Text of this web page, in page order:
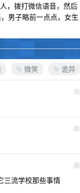
，拨打微信语音，然后
男子略前一点点，女生
微笑 诡异
1
2
3
三流学校那些事情